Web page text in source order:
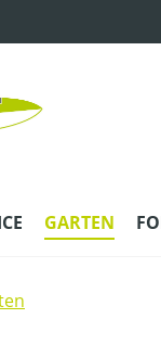
GARTEN